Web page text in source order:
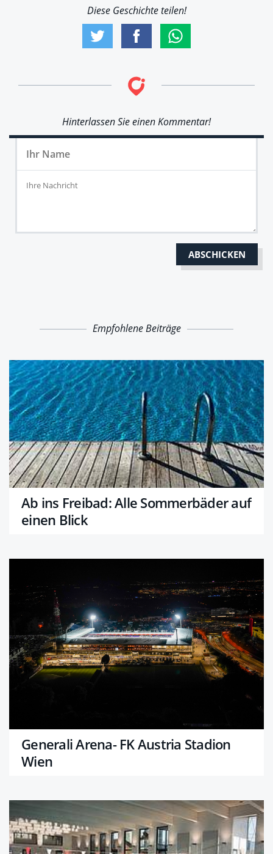
Diese Geschichte teilen!
Hinterlassen Sie einen Kommentar!
Empfohlene Beiträge
Ab ins Freibad: Alle Sommerbäder auf
einen Blick
Generali Arena- FK Austria Stadion
Wien